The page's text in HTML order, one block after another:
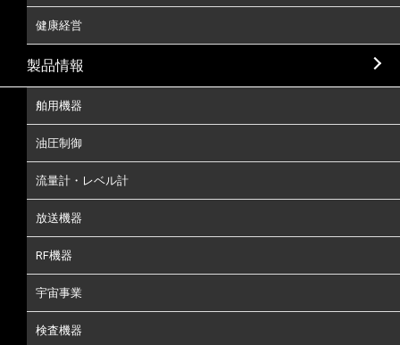
健康経営
製品情報
舶用機器
油圧制御
流量計・レベル計
放送機器
RF機器
宇宙事業
検査機器